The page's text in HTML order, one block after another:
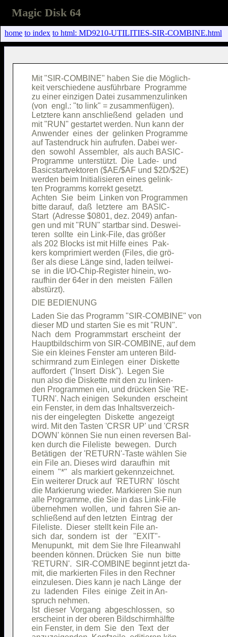
Magic Disk 64
home to index to html: MD9210-UTILITIES-SIR-COMBINE.html
Mit "SIR-COMBINE" haben Sie die Möglich-
keit verschiedene ausführbare  Programme
zu einer einzigen Datei zusammenzulinken
(von  engl.: "to link" = zusammenfügen).
Letztere kann anschließend  geladen  und
mit "RUN" gestartet werden. Nun kann der
Anwender  eines  der  gelinken Programme
auf Tastendruck hin aufrufen. Dabei wer-
den  sowohl  Assembler,  als auch BASIC-
Programme  unterstützt.  Die  Lade-  und
Basicstartvektoren ($AE/$AF und $2D/$2E)
werden beim Initialisieren eines gelink-
ten Programms korrekt gesetzt.
Achten  Sie  beim  Linken von Programmen
bitte darauf,  daß  letztere  am  BASIC-
Start  (Adresse $0801, dez. 2049) anfan-
gen und mit "RUN" startbar sind. Deswei-
teren  sollte  ein Link-File, das größer
als 202 Blocks ist mit Hilfe eines  Pak-
kers komprimiert werden (Files, die grö-
ßer als diese Länge sind, laden teilwei-
se  in die I/O-Chip-Register hinein, wo-
raufhin der 64er in den  meisten  Fällen
Laden Sie das Programm "SIR-COMBINE" von
dieser MD und starten Sie es mit "RUN".
Nach  dem  Programmstart  erscheint  der
Hauptbildschirm von SIR-COMBINE, auf dem
Sie ein kleines Fenster am unteren Bild-
schirmrand zum Einlegen  einer  Diskette
auffordert  ("Insert  Disk").  Legen Sie
nun also die Diskette mit den zu linken-
den Programmen ein, und drücken Sie 'RE-
TURN'. Nach einigen  Sekunden  erscheint
ein Fenster, in dem das Inhaltsverzeich-
nis der eingelegten  Diskette  angezeigt
wird. Mit den Tasten 'CRSR UP' und 'CRSR
DOWN' können Sie nun einen reversen Bal-
ken durch die Fileliste  bewegen.  Durch
Betätigen  der 'RETURN'-Taste wählen Sie
ein File an. Dieses wird  daraufhin  mit
einem  "*"  als markiert gekennzeichnet.
Ein weiterer Druck auf  'RETURN'  löscht
die Markierung wieder. Markieren Sie nun
alle Programme, die Sie in das Link-File
übernehmen  wollen,  und  fahren Sie an-
schließend auf den letzten  Eintrag  der
Fileliste.  Dieser  stellt kein File an-
sich  dar,  sondern  ist   der   "EXIT"-
Menupunkt,  mit  dem Sie Ihre Fileanwahl
beenden können. Drücken  Sie  nun  bitte
'RETURN'.  SIR-COMBINE beginnt jetzt da-
mit, die markierten Files in den Rechner
einzulesen. Dies kann je nach Länge  der
zu  ladenden  Files  einige  Zeit in An-
spruch nehmen.
Ist  dieser  Vorgang  abgeschlossen,  so
erscheint in der oberen Bildschirmhälfte
ein Fenster, in dem  Sie  den  Text  der